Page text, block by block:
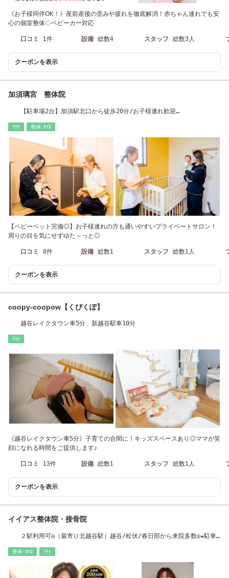
《お子様同伴OK！》産前産後の歪みや疲れを徹底解消！赤ちゃん連れでも安
心の個室整体◇ベビーカー対応
口コミ 1件 設備 総数4 スタッフ 総数3人
クーポンを表示
加須璃宮 整体院
【駐車場2台】加須駅北口から徒歩20分/お子様連れ歓迎
ﾘﾗｸ 整体･ｶｲﾛ
【ベビーベット完備◎】お子様連れの方も通いやすいプライベートサロン！
周りの目を気にせずゆた～っと◎
口コミ 8件 設備 総数1 スタッフ 総数1人
クーポンを表示
coopy-coopow【くぴくぽ】
越谷レイクタウン車5分、新越谷駅車10分
ﾘﾗｸ
《越谷レイクタウン車5分》子育ての合間に！キッズスペースあり◎ママが笑
顔になれる時間をご提供します♪
口コミ 13件 設備 総数1 スタッフ 総数1人
クーポンを表示
イイアス整体院・接骨院
２駅利用可◎（最寄り北越谷駅）越谷/松伏/春日部から来院多数◎★駐車
整体･ｶｲﾛ ﾘﾗｸ